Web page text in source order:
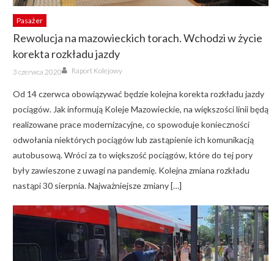
Pasażer
Rewolucja na mazowieckich torach. Wchodzi w życie
korekta rozkładu jazdy
Posted
on
3 czerwca 2020 Author
Raport Kolejowy
Od 14 czerwca obowiązywać będzie kolejna korekta rozkładu jazdy
pociągów. Jak informują Koleje Mazowieckie, na większości linii będą
realizowane prace modernizacyjne, co spowoduje konieczności
odwołania niektórych pociągów lub zastąpienie ich komunikacją
autobusową. Wróci za to większość pociągów, które do tej pory
były zawieszone z uwagi na pandemię. Kolejna zmiana rozkładu
nastąpi 30 sierpnia. Najważniejsze zmiany […]